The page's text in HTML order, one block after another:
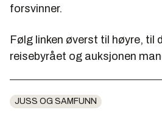
forsvinner.
Følg linken øverst til høyre, til
reisebyrået og auksjonen
JUSS OG SAMFUNN